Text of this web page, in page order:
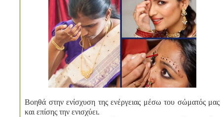
Βοηθά στην ενίσχυση της ενέργειας μέσω του σώματός μας
και επίσης την ενισχύει.